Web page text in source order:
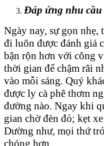
Đáp ứng nhu
Ngày nay, sự gọn nhẹ,
đi luôn được đánh giá
bận rộn hơn với công
thời gian để chậm rãi
vào mỗi sáng. Quý
được ly cà phê thơm
đường nào. Ngay khi
gian chờ đèn đỏ; kẹt
Dường như, mọi thứ
chóng hơn.